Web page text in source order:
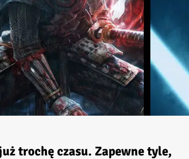
trochę czasu. Zapewne tyle,